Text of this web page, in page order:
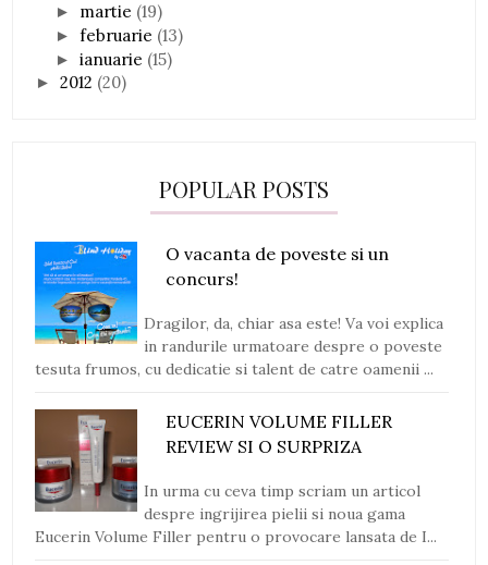
► martie (19)
►februarie (13)
►ianuarie (15)
►2012 (20)
POPULAR POSTS
O vacanta de poveste si un
concurs!
Dragilor, da, chiar asa este! Va voi explica
in randurile urmatoare despre o poveste
tesuta frumos, cu dedicatie si talent de catre oamenii ...
EUCERIN VOLUME FILLER
REVIEW SI O SURPRIZA
In urma cu ceva timp scriam un articol
despre ingrijirea pielii si noua gama
Eucerin Volume Filler pentru o provocare lansata de I...